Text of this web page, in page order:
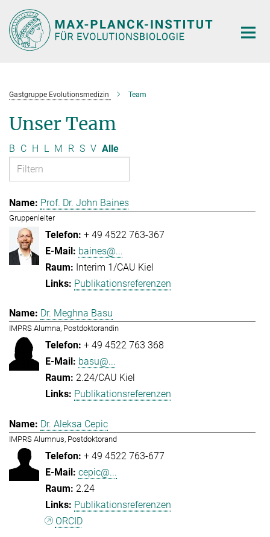
Hauptinhalt
Gastgruppe Evolutionsmedizin Team
Unser Team
B C H L M R S V Alle
Prof. Dr. John Baines
Gruppenleiter
+ 49 4522 763-367
baines@...
Interim 1/CAU Kiel
Publikationsreferenzen
Dr. Meghna Basu
IMPRS Alumna, Postdoktorandin
+ 49 4522 763 368
basu@...
2.24/CAU Kiel
Publikationsreferenzen
Dr. Aleksa Cepic
IMPRS Alumnus, Postdoktorand
+ 49 4522 763-677
cepic@...
2.24
Publikationsreferenzen
ORCID